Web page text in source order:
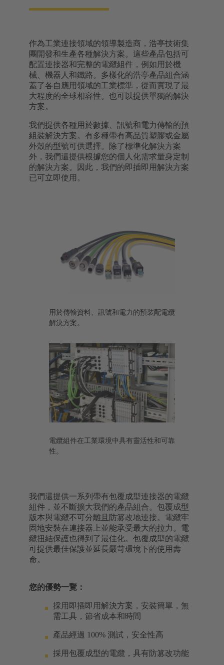
作為工業連接領域的領導製造商，浩亭技術集
團開發和生產各種解決方案。這些產品包括可
配置連接器和完整的電纜組件，例如用於機
械、機器人和鐵路。多樣化的浩亭產品組合涵
蓋了各自應用領域的工業標準，從而實現了最
大程度的全球相容性。也可以提供單獨的解決
方案。
我們提供各種用於數據、訊號和電力傳輸的預
組裝解決方案。有多種帶有高品質塑膠或金屬
外殼的型號可供選擇。除了標準化解決方案
外，我們還提供根據您的個人化需求量身定制
的解決方案。因此，我們的即插即用解決方案
已可立即使用。
用於傳輸資料、訊號和電力的預裝配電纜
解決方案。
電纜組件在工業環境中具有靈活性和可靠
性。
我們還提供一系列帶有包覆成型連接器的電纜
組件，並不斷擴大我們的產品組合。包覆成型
版本與電纜不可分離且防篡改地連接。電纜牢
固地安裝在連接器上並能承受最大的拉力。電
纜扭結保護也得到了最佳化。包覆成型的電纜
可提供最佳保護並延長嚴苛環境下的使用壽
命。
您的優勢一覽：
採用即插即用解決方案，安裝簡單，無
需工具，節省成本和時間
產品經過 100% 測試，安全性高
採用包覆成型的電纜，具有防篡改功能